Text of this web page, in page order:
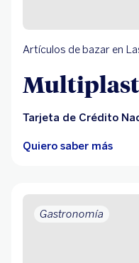
Artículos de bazar en
Multiplast
Tarjeta de Crédito
Quiero saber más
Gastronomía